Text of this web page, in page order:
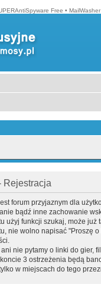
Free •
Rejestracja
forum przyjaznym dla
bądź inne zachowanie
użyj funkcji szukaj, może
nie wolno napisać "Proszę
nie pytamy o linki do gier,
3 ostrzeżenia będą
w miejscach do tego